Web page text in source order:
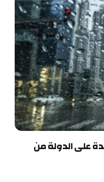
على الدولة من